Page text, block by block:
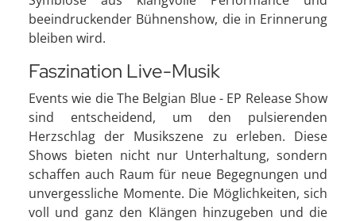
beeindruckender Bühnenshow, die in Erinnerung
bleiben wird.
Faszination Live-Musik
Events wie die The Belgian Blue - EP Release Show
sind entscheidend, um den pulsierenden
Herzschlag der Musikszene zu erleben. Diese
Shows bieten nicht nur Unterhaltung, sondern
schaffen auch Raum für neue Begegnungen und
unvergessliche Momente. Die Möglichkeiten, sich
voll und ganz den Klängen hinzugeben und die